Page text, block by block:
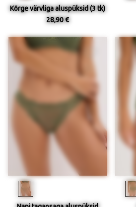
Kõrge värvliga aluspüksid (3 tk)
28,90 €